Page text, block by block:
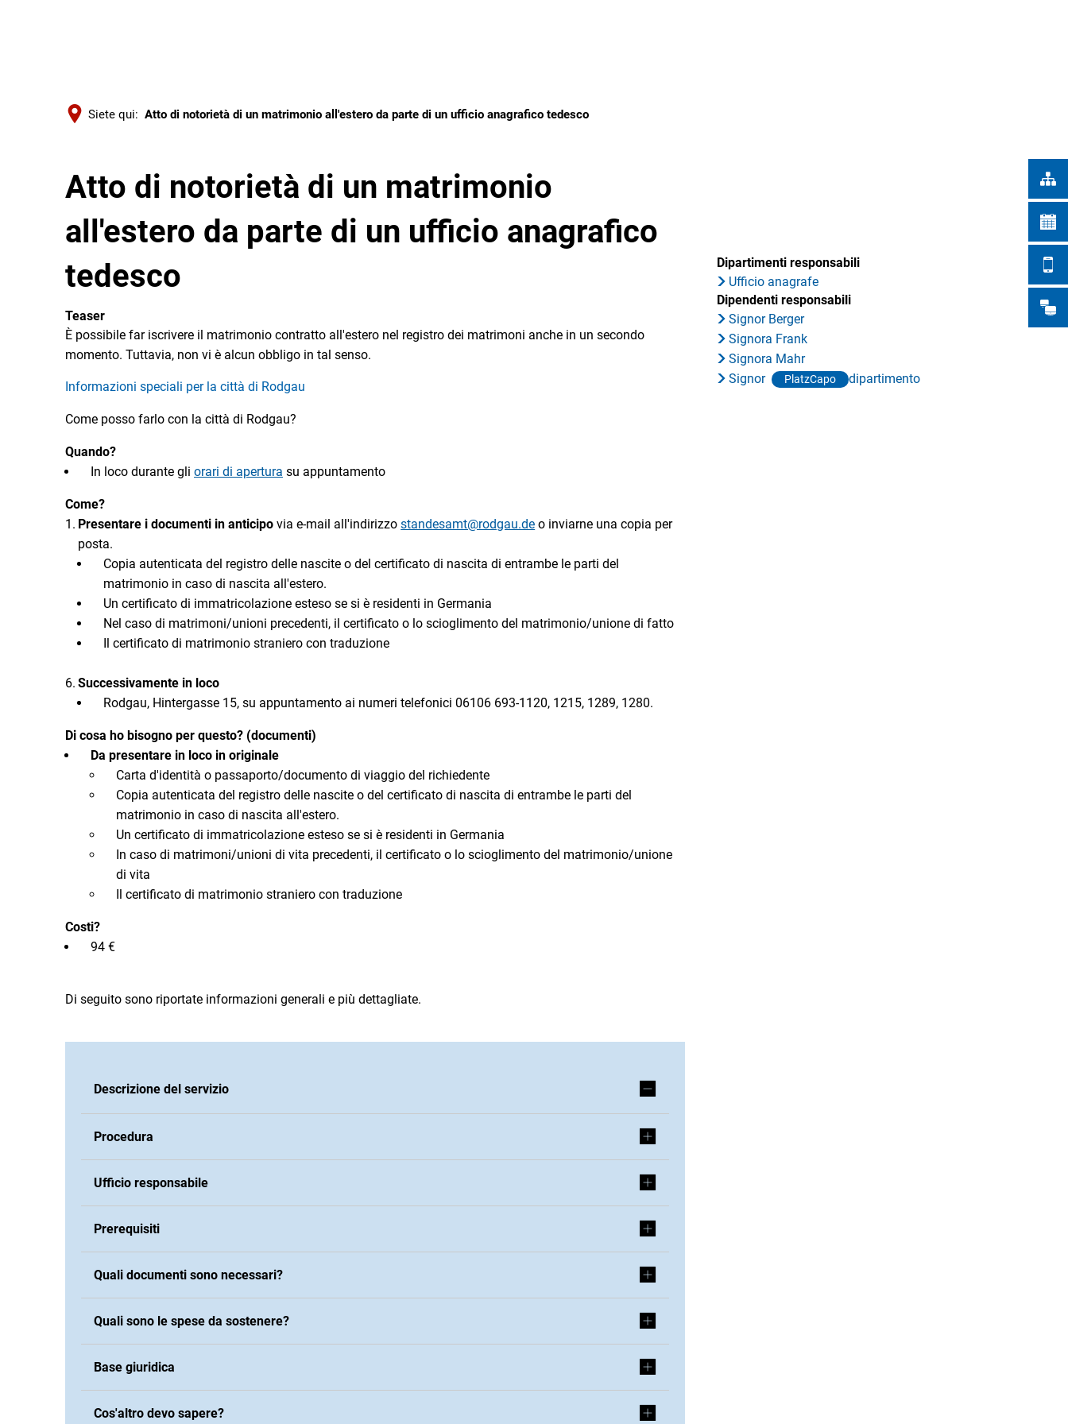
Siete qui: Atto di notorietà di un matrimonio all'estero da parte di un ufficio anagrafico tedesco
Atto di notorietà di un matrimonio
all'estero da parte di un ufficio anagrafico
tedesco
Teaser
È possibile far iscrivere il matrimonio contratto all'estero nel registro dei matrimoni anche in un secondo
momento. Tuttavia, non vi è alcun obbligo in tal senso.
Informazioni speciali per la città di Rodgau
Come posso farlo con la città di Rodgau?
Quando?
In loco durante gli orari di apertura su appuntamento
Come?
Presentare i documenti in anticipo via e-mail all'indirizzostandesamt@rodgau.de o inviarne una copia per
posta.
Copia autenticata del registro delle nascite o del certificato di nascita di entrambe le parti del
matrimonio in caso di nascita all'estero.
Un certificato di immatricolazione esteso se si è residenti in Germania
Nel caso di matrimoni/unioni precedenti, il certificato o lo scioglimento del matrimonio/unione di fatto
Il certificato di matrimonio straniero con traduzione
Successivamente in loco
Rodgau, Hintergasse 15, su appuntamento ai numeri telefonici 06106 693-1120, 1215, 1289, 1280.
Di cosa ho bisogno per questo? (documenti)
Da presentare in loco in originale
Carta d'identità o passaporto/documento di viaggio del richiedente
Copia autenticata del registro delle nascite o del certificato di nascita di entrambe le parti del
matrimonio in caso di nascita all'estero.
Un certificato di immatricolazione esteso se si è residenti in Germania
In caso di matrimoni/unioni di vita precedenti, il certificato o lo scioglimento del matrimonio/unione
di vita
Il certificato di matrimonio straniero con traduzione
Costi?
94 €
Di seguito sono riportate informazioni generali e più dettagliate.
Descrizione del servizio
Procedura
Ufficio responsabile
Prerequisiti
Quali documenti sono necessari?
Quali sono le spese da sostenere?
Base giuridica
Cos'altro devo sapere?
Dipartimenti responsabili
Ufficio anagrafe
Dipendenti responsabili
Signor Berger
Signora Frank
Signora Mahr
Signor
PlatzCapo dipartimento